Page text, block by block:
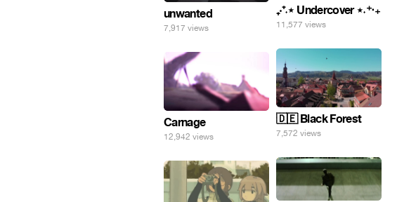
unwanted
7,917 views
₊‧⁺˖⋆ Undercover ⋆˖⁺‧₊
11,577 views
🇩🇪 Black Forest
7,572 views
Carnage
12,942 views